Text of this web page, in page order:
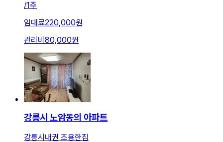
/1주
임대료220,000원
관리비 80,000원
강릉시 노암동의 아파트
강릉시내권 조용한집